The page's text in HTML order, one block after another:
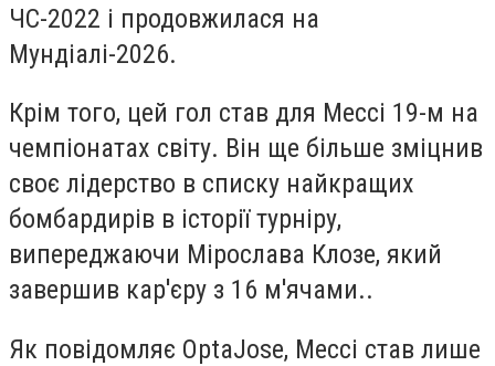
ЧС-2022 і продовжилася на
Мундіалі-2026.
Крім того, цей гол став для Мессі 19-м на
чемпіонатах світу. Він ще більше зміцнив
своє лідерство в списку найкращих
бомбардирів в історії турніру,
випереджаючи Мірослава Клозе, який
завершив кар'єру з 16 м'ячами..
Як повідомляє OptaJose, Мессі став лише